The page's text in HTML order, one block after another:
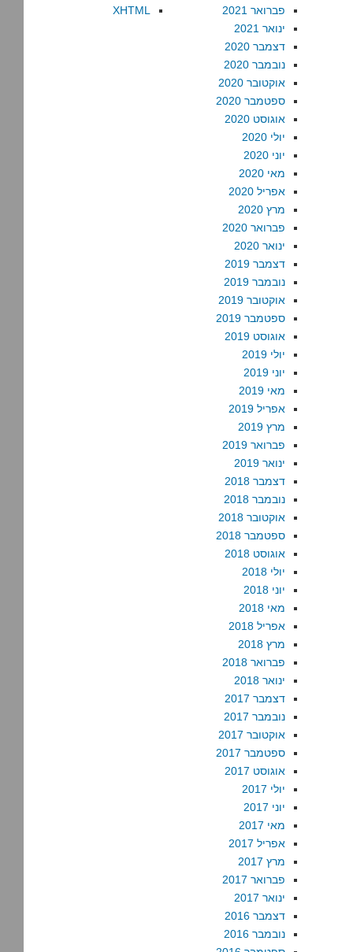
פברואר 2021
ינואר 2021
דצמבר 2020
נובמבר 2020
אוקטובר 2020
ספטמבר 2020
אוגוסט 2020
יולי 2020
יוני 2020
מאי 2020
אפריל 2020
מרץ 2020
פברואר 2020
ינואר 2020
דצמבר 2019
נובמבר 2019
אוקטובר 2019
ספטמבר 2019
אוגוסט 2019
יולי 2019
יוני 2019
מאי 2019
אפריל 2019
מרץ 2019
פברואר 2019
ינואר 2019
דצמבר 2018
נובמבר 2018
אוקטובר 2018
ספטמבר 2018
אוגוסט 2018
יולי 2018
יוני 2018
מאי 2018
אפריל 2018
מרץ 2018
פברואר 2018
ינואר 2018
דצמבר 2017
נובמבר 2017
אוקטובר 2017
ספטמבר 2017
אוגוסט 2017
יולי 2017
יוני 2017
מאי 2017
אפריל 2017
מרץ 2017
פברואר 2017
ינואר 2017
דצמבר 2016
נובמבר 2016
XHTML